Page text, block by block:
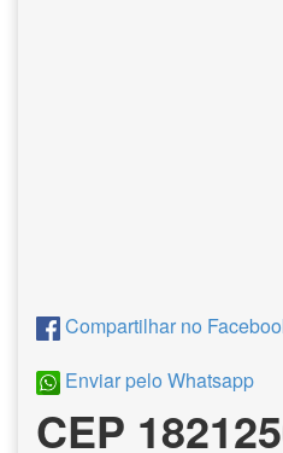
Compartilhar no
Enviar pelo Whatsapp
CEP